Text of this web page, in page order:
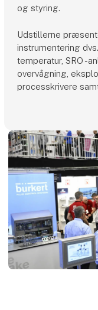
og styring.
Udstillerne
instrumentering
temperatur, SRO -
overvågning,
processkrivere